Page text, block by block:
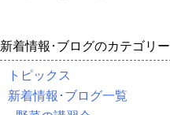
新着情報･ブログのカテゴリー
トピックス
新着情報･ブログ一覧